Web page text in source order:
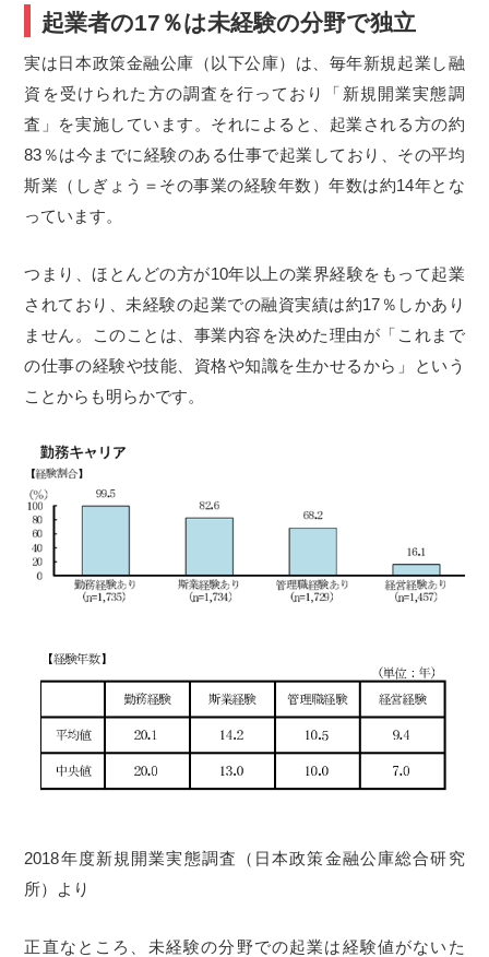
起業者の17％は未経験の分野で独立
実は日本政策金融公庫（以下公庫）は、毎年新規起業し融
資を受けられた方の調査を行っており「新規開業実態調
査」を実施しています。それによると、起業される方の約
83％は今までに経験のある仕事で起業しており、その平均
斯業（しぎょう＝その事業の経験年数）年数は約14年とな
っています。
つまり、ほとんどの方が10年以上の業界経験をもって起業
されており、未経験の起業での融資実績は約17％しかあり
ません。このことは、事業内容を決めた理由が「これまで
の仕事の経験や技能、資格や知識を生かせるから」という
ことからも明らかです。
2018年度新規開業実態調査（日本政策金融公庫総合研究
所）より
正直なところ、未経験の分野での起業は経験値がないた